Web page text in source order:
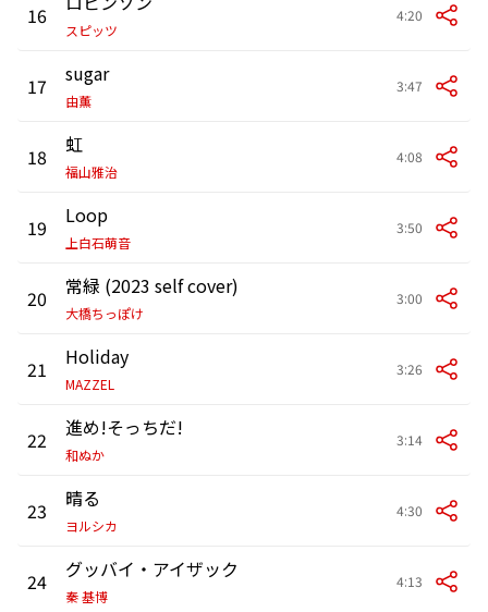
16
スピッツ
4:20
17 sugar
由薫
3:47
18 虹
福山雅治
4:08
19 Loop
上白石萌音
3:50
20 常緑 (2023 self cover)
大橋ちっぽけ
3:00
21 Holiday
MAZZEL
3:26
22 進め!そっちだ!
和ぬか
3:14
23 晴る
ヨルシカ
4:30
24 グッバイ・アイザック
秦 基博
4:13